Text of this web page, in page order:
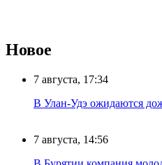
Новое
7 августа, 17:34
В Улан-Удэ ожидаются
7 августа, 14:56